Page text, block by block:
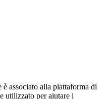
associato alla piattaforma di
utilizzato per aiutare i